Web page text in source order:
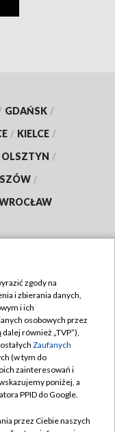
GDAŃSK /
/ KIELCE /
OLSZTYN /
/
zgody na
i zbierania danych,
i ich
osobowych przez
również „TVP”),
Zaufanych
(w tym do
zainteresowań i
poniżej, a
PPID do Google.
przez Ciebie naszych